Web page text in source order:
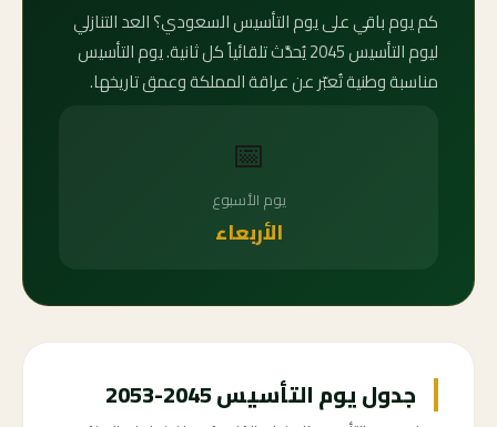
كم يوم باقي على يوم التأسيس السعودي؟ العد التنازلي
ليوم التأسيس 2045 يُحدَّث تلقائياً كل ثانية. يوم التأسيس
مناسبة وطنية تُعبّر عن عراقة المملكة وعمق تاريخها.
📅
يوم الأسبوع
الأربعاء
جدول يوم التأسيس 2045-2053